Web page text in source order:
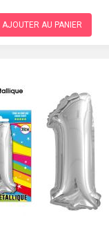
AJOUTER AU PANIER